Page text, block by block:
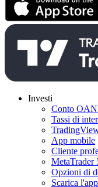
Investi
Conto
Tassi di
App mobile
Cliente
MetaTrader
Opzioni di
Scarica